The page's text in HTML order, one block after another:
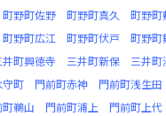
町野町佐野 町野町真久 町野町
町野町広江 町野町伏戸 町野町
井町興徳寺 三井町新保 三井町
守町 門前町赤神 門前町浅生田
町鵜山 門前町浦上 門前町上代